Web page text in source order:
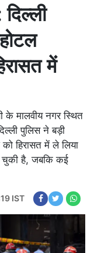
में
के मालवीय नगर स्थित
पुलिस ने बड़ी
हिरासत में ले लिया
चुकी है, जबकि कई
IST